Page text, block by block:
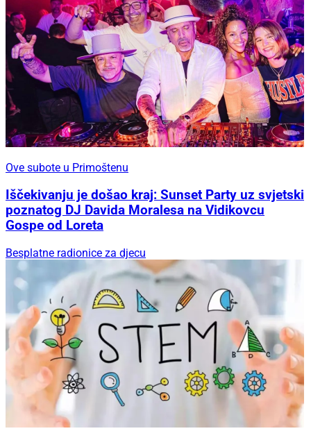
Ove subote u Primoštenu
Iščekivanju je došao kraj: Sunset Party uz svjetski
poznatog DJ Davida Moralesa na Vidikovcu
Gospe od Loreta
Besplatne radionice za djecu